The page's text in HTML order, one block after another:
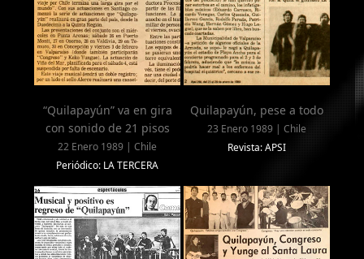
“Quilapayún” va en gira
con sonido de 21 pisos
22 Enero 1989 | Chile
Periódico: LA TERCERA
Quilapayún, pese a todo
23 Enero 1989 | Chile
Revista: APSI